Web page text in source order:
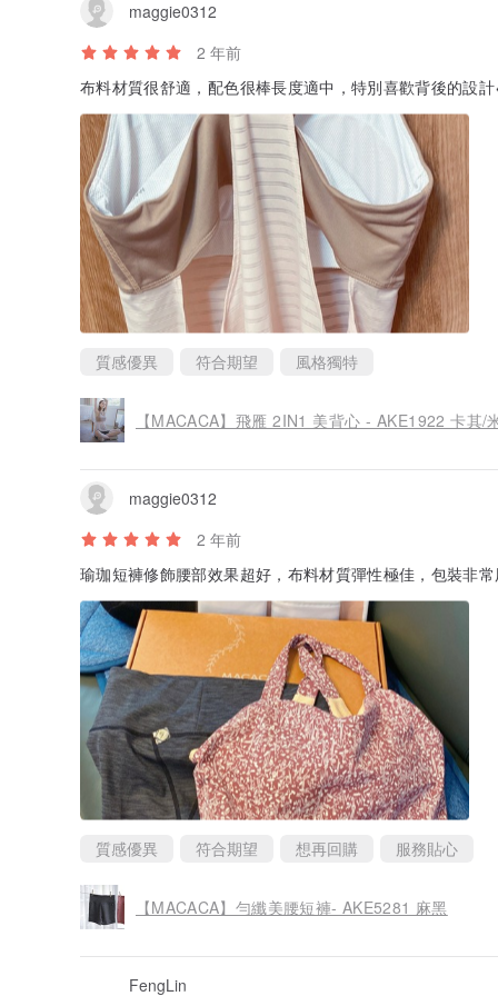
maggie0312
2 年前
布料材質很舒適，配色很棒長度適中，特別喜歡背後的設計
質感優異 符合期望 風格獨特
【MACACA】飛雁 2IN1 美背心 - AKE1922 卡其/
maggie0312
2 年前
瑜珈短褲修飾腰部效果超好，布料材質彈性極佳，包裝非
質感優異 符合期望 想再回購 服務貼心
【MACACA】勻纖美腰短褲- AKE5281 麻黑
FengLin